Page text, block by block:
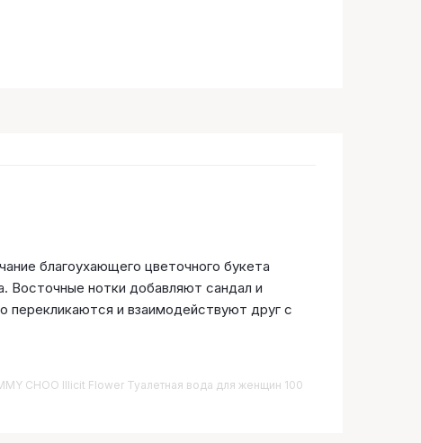
благоухающего цветочного букета
Восточные нотки добавляют сандал и
перекликаются и взаимодействуют друг с
CHOO Illicit Flower Туалетная вода для женщин 100